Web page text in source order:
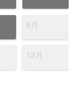
8月
12月